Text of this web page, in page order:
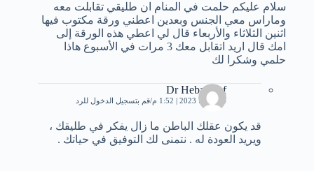
سلام عليكم حلمت في المنام ان طليقي تقابلت معه
وماراس معي الجنس وبعدين اعطني ورقة مكتوب فيها
اثنين الثلاثاء والأربعاء قال لي اعطي هذه الورقة إلى
امك قال اريد اتقابل معك 3 مرات في الأسبوع هاذا
حلمي وشكرا لك
Dr Heba Atef
14 يوليو، 2023 | 1:52 م قم بتسجيل الدخول للرد
قد يكون عقلك الباطن ما زال يفكر في طليقك ،
ويريد العودة له . نتمنى لك التوفيق في حياتك .